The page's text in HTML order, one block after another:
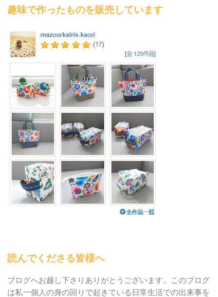
趣味で作ったものを販売しています
読んでくださる皆様へ
ブログへお越し下さりありがとうございます。このブログ
は私一個人の身の回りで起きている日常生活での出来事を